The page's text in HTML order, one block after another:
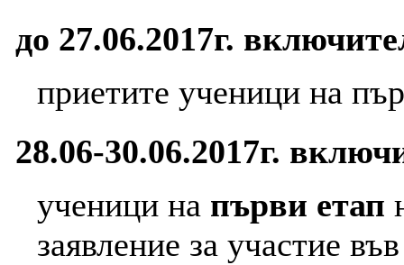
до 27.06.2017г.
приетите ученици на
28.06-30.06.2017г.
ученици на първи етап
заявление за участие